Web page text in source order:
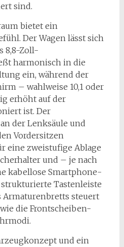
sind.
bietet ein
Der Wagen lässt sich
8,8-Zoll-
harmonisch in die
ein, während der
– wahlweise 10,1 oder
erhöht auf der
ist. Der
der Lenksäule und
Vordersitzen
eine zweistufige Ablage
und – je nach
kabellose Smartphone-
strukturierte Tastenleiste
Armaturenbretts steuert
die Frontscheiben-
und ein